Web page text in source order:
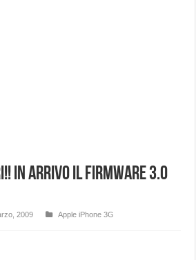
In arrivo il firmware 3.0
2009
Apple iPhone 3G